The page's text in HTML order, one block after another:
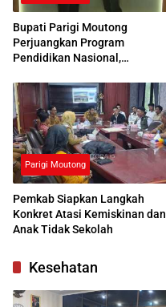
Bupati Parigi Moutong
Perjuangkan Program
Pendidikan Nasional,
Respons Positif
Parigi Moutong
Pemkab Siapkan Langkah
Konkret Atasi Kemiskinan dan
Anak Tidak Sekolah
Kesehatan